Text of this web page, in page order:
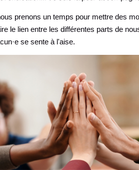
prenons un temps pour mettre des
le lien entre les différentes parts de
se sente à l'aise.